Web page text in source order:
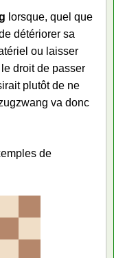
lorsque, quel que
détériorer sa
ou laisser
le droit de passer
plutôt de ne
va donc
de